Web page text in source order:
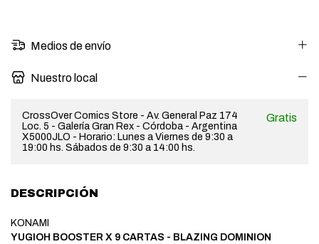
Medios de envío
Nuestro local
CrossOver Comics Store - Av. General Paz 174
Loc. 5 - Galería Gran Rex - Córdoba - Argentina
X5000JLO - Horario: Lunes a Viernes de 9:30 a
19:00 hs. Sábados de 9:30 a 14:00 hs.
Gratis
DESCRIPCIÓN
KONAMI
YUGIOH BOOSTER X 9 CARTAS - BLAZING DOMINION